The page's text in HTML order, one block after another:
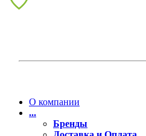
О компании
...
Бренды